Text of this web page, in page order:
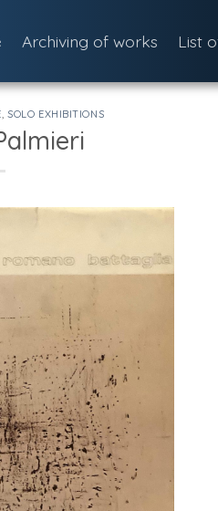
Archiving of works List
,SOLO EXHIBITIONS